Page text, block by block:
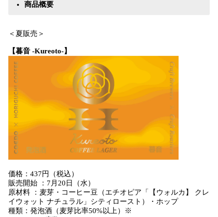
商品概要
＜夏販売＞
【暮音 -Kureoto-】
価格：437円（税込）
販売開始 ：7月20日（水）
原材料 ：麦芽・コーヒー豆（エチオピア「【ウォルカ】 クレ
イウォット ナチュラル」シティロースト）・ホップ
種類：発泡酒（麦芽比率50%以上）※